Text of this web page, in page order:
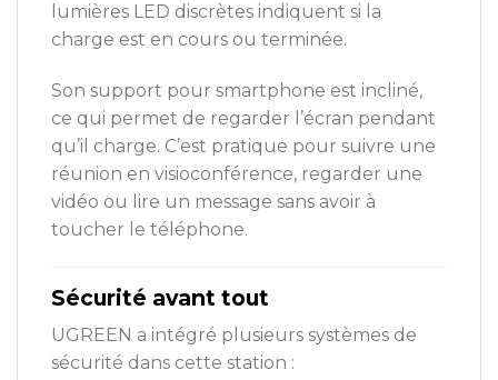
lumières LED discrètes indiquent si la
charge est en cours ou terminée.
Son support pour smartphone est incliné,
ce qui permet de regarder l’écran pendant
qu’il charge. C’est pratique pour suivre une
réunion en visioconférence, regarder une
vidéo ou lire un message sans avoir à
toucher le téléphone.
Sécurité avant tout
UGREEN a intégré plusieurs systèmes de
sécurité dans cette station :